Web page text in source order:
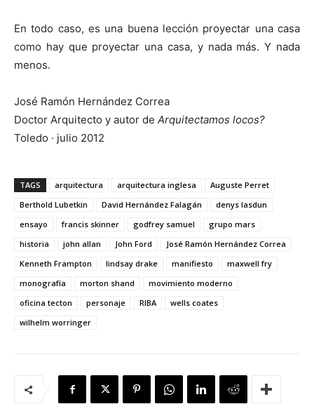
En todo caso, es una buena lección proyectar una casa
como hay que proyectar una casa, y nada más. Y nada
menos.
José Ramón Hernández Correa
Doctor Arquitecto y autor de Arquitectamos locos?
Toledo · julio 2012
TAGS arquitectura arquitectura inglesa
Auguste Perret
Berthold Lubetkin
David Hernández Falagán
denys lasdun
ensayo
francis skinner godfrey samuel
grupo mars
historia
john allan John Ford
José Ramón Hernández Correa
Kenneth Frampton
lindsay drake manifiesto
maxwell fry
monografía
morton shand
movimiento moderno
oficina tecton
personaje RIBA
wells coates
wilhelm worringer